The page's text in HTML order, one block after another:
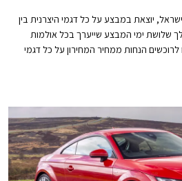
יוצאת במבצע על כל דגמי היצרנית בין
במהלך שלושת ימי המבצע שייערך בכל אולמות
הנחות ממחיר המחירון על כל דגמי